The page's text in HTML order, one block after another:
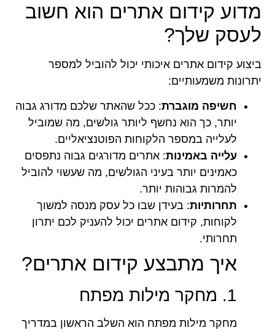
מדוע קידום אתרים הוא חשוב
לעסק שלך?
ביצוע קידום אתרים איכותי יכול להוביל למספר
יתרונות משמעותיים:
חשיפה מוגברת: ככל שהאתר שלכם מדורג גבוה
יותר, כך הוא נחשף ליותר גולשים, מה שמוביל
לעלייה במספר הלקוחות הפוטנציאליים.
עלייה באמינות: אתרים מדורגים גבוה נתפסים
כאמינים יותר בעיני הגולשים, מה שעשוי להוביל
להמרות גבוהות יותר.
תחרותיות: בעידן שבו כל עסק מנסה למשוך
לקוחות, קידום אתרים יכול להעניק לכם יתרון
תחרותי.
איך מתבצע קידום אתרים?
1. מחקר מילות מפתח
מחקר מילות מפתח הוא השלב הראשון במדריך